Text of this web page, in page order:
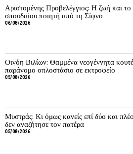
Αριστομένης Προβελέγγιος: Η ζωή και το
σπουδαίου ποιητή από τη Σίφνο
06/08/2026
Οινόη Βιλίων: Θαμμένα νεογέννητα
παράνομο οπλοστάσιο σε εκτροφείο
05/08/2026
Μυστράς: Κι όμως κανείς επί δύο και
δεν αναζήτησε τον πατέρα
05/08/2026